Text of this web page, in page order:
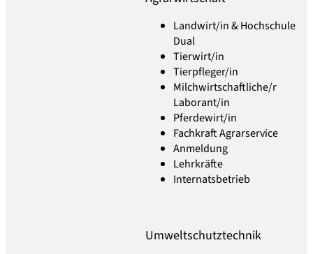
Landwirt/in & Hochschule
Dual
Tierwirt/in
Tierpfleger/in
Milchwirtschaftliche/r
Laborant/in
Pferdewirt/in
Fachkraft Agrarservice
Anmeldung
Lehrkräfte
Internatsbetrieb
Umweltschutztechnik